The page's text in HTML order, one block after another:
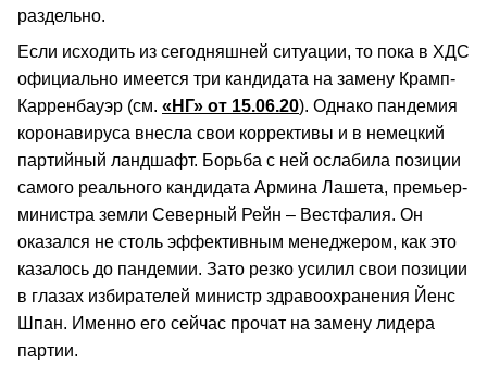
раздельно.
Если исходить из сегодняшней ситуации, то пока в ХДС
официально имеется три кандидата на замену Крамп-
Карренбауэр (см. «НГ» от 15.06.20). Однако пандемия
коронавируса внесла свои коррективы и в немецкий
партийный ландшафт. Борьба с ней ослабила позиции
самого реального кандидата Армина Лашета, премьер-
министра земли Северный Рейн – Вестфалия. Он
оказался не столь эффективным менеджером, как это
казалось до пандемии. Зато резко усилил свои позиции
в глазах избирателей министр здравоохранения Йенс
Шпан. Именно его сейчас прочат на замену лидера
партии.